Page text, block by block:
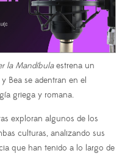
la Mandíbulaestrena un
Bea se adentran en el
griega y romana.
exploran algunos de los
culturas, analizando sus
que han tenido a lo largo de